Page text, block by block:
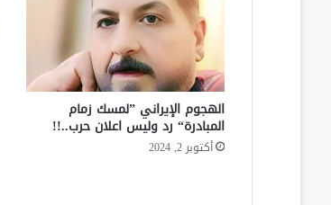
الهجوم الإيراني ”لمسك زمام
المبادرة“ رد وليس اعلان حرب..!!
أكتوبر 2, 2024